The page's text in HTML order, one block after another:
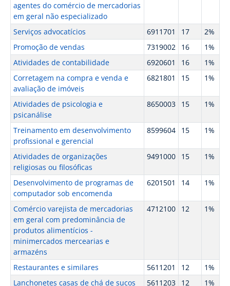
agentes do comércio de mercadorias
em geral não especializado
Serviços advocatícios 6911701 17
2%
Promoção de vendas
7319002 16
1%
Atividades de contabilidade
6920601 16
1%
Corretagem na compra e venda e
avaliação de imóveis
6821801 15 1%
Atividades de psicologia e
psicanálise
8650003 15 1%
Treinamento em desenvolvimento
profissional e gerencial
8599604 15 1%
Atividades de organizações
religiosas ou filosóficas
9491000 15 1%
Desenvolvimento de programas de
computador sob encomenda
6201501 14 1%
Comércio varejista de mercadorias
em geral com predominância de
produtos alimentícios -
minimercados mercearias e
armazéns
4712100 12 1%
Restaurantes e similares 5611201 12
1%
Lanchonetes casas de chá de sucos
5611203 12 1%